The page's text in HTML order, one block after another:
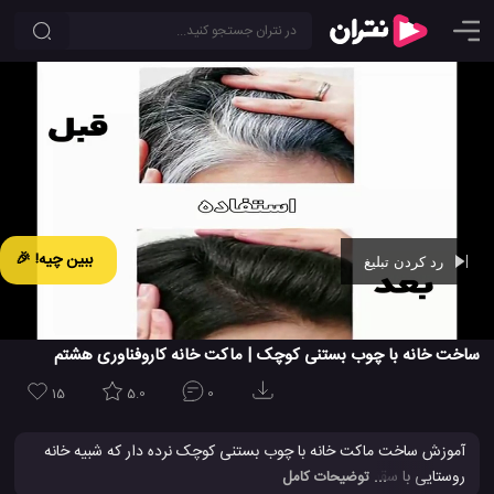
ببین چیه! 🎉
ساخت خانه با چوب بستنی کوچک | ماکت خانه کاروفناوری هشتم
15 5.0 0
آموزش ساخت ماکت خانه با چوب بستنی کوچک نرده دار که شبیه خانه
روستایی با سقف شیب دار است را در نتران ببینید. این کاردستی ماکت
... توضیحات کامل